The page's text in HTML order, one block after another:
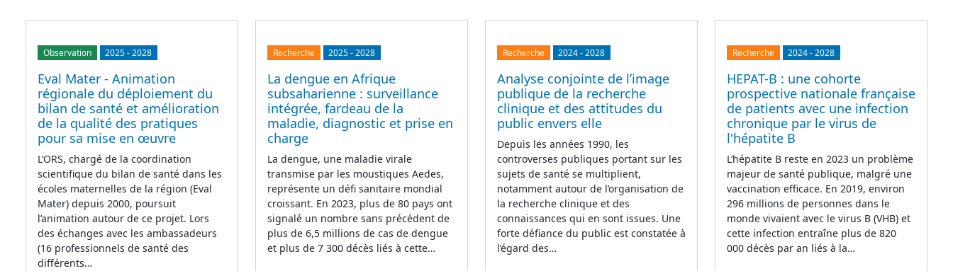
Observation 2025-2028
Eval Mater - Animation
régionale du déploiement du
bilan de santé et amélioration
de la qualité des pratiques
pour sa mise en œuvre
L’ORS, chargé de la coordination
scientifique du bilan de santé dans les
écoles maternelles de la région (Eval
Mater) depuis 2000, poursuit
l’animation autour de ce projet. Lors
des échanges avec les ambassadeurs
(16 professionnels de santé des
différents…
Recherche 2025-2028
La dengue en Afrique
subsaharienne : surveillance
intégrée, fardeau de la
maladie, diagnostic et prise en
charge
La dengue, une maladie virale
transmise par les moustiques Aedes,
représente un défi sanitaire mondial
croissant. En 2023, plus de 80 pays ont
signalé un nombre sans précédent de
plus de 6,5 millions de cas de dengue
et plus de 7 300 décès liés à cette…
Recherche 2024-2028
Analyse conjointe de l’image
publique de la recherche
clinique et des attitudes du
public envers elle
Depuis les années 1990, les
controverses publiques portant sur les
sujets de santé se multiplient,
notamment autour de l’organisation de
la recherche clinique et des
connaissances qui en sont issues. Une
forte défiance du public est constatée à
l’égard des…
Recherche 2024-2028
HEPAT-B : une cohorte
prospective nationale française
de patients avec une infection
chronique par le virus de
l'hépatite B
L’hépatite B reste en 2023 un problème
majeur de santé publique, malgré une
vaccination efficace. En 2019, environ
296 millions de personnes dans le
monde vivaient avec le virus B (VHB) et
cette infection entraîne plus de 820
000 décès par an liés à la…